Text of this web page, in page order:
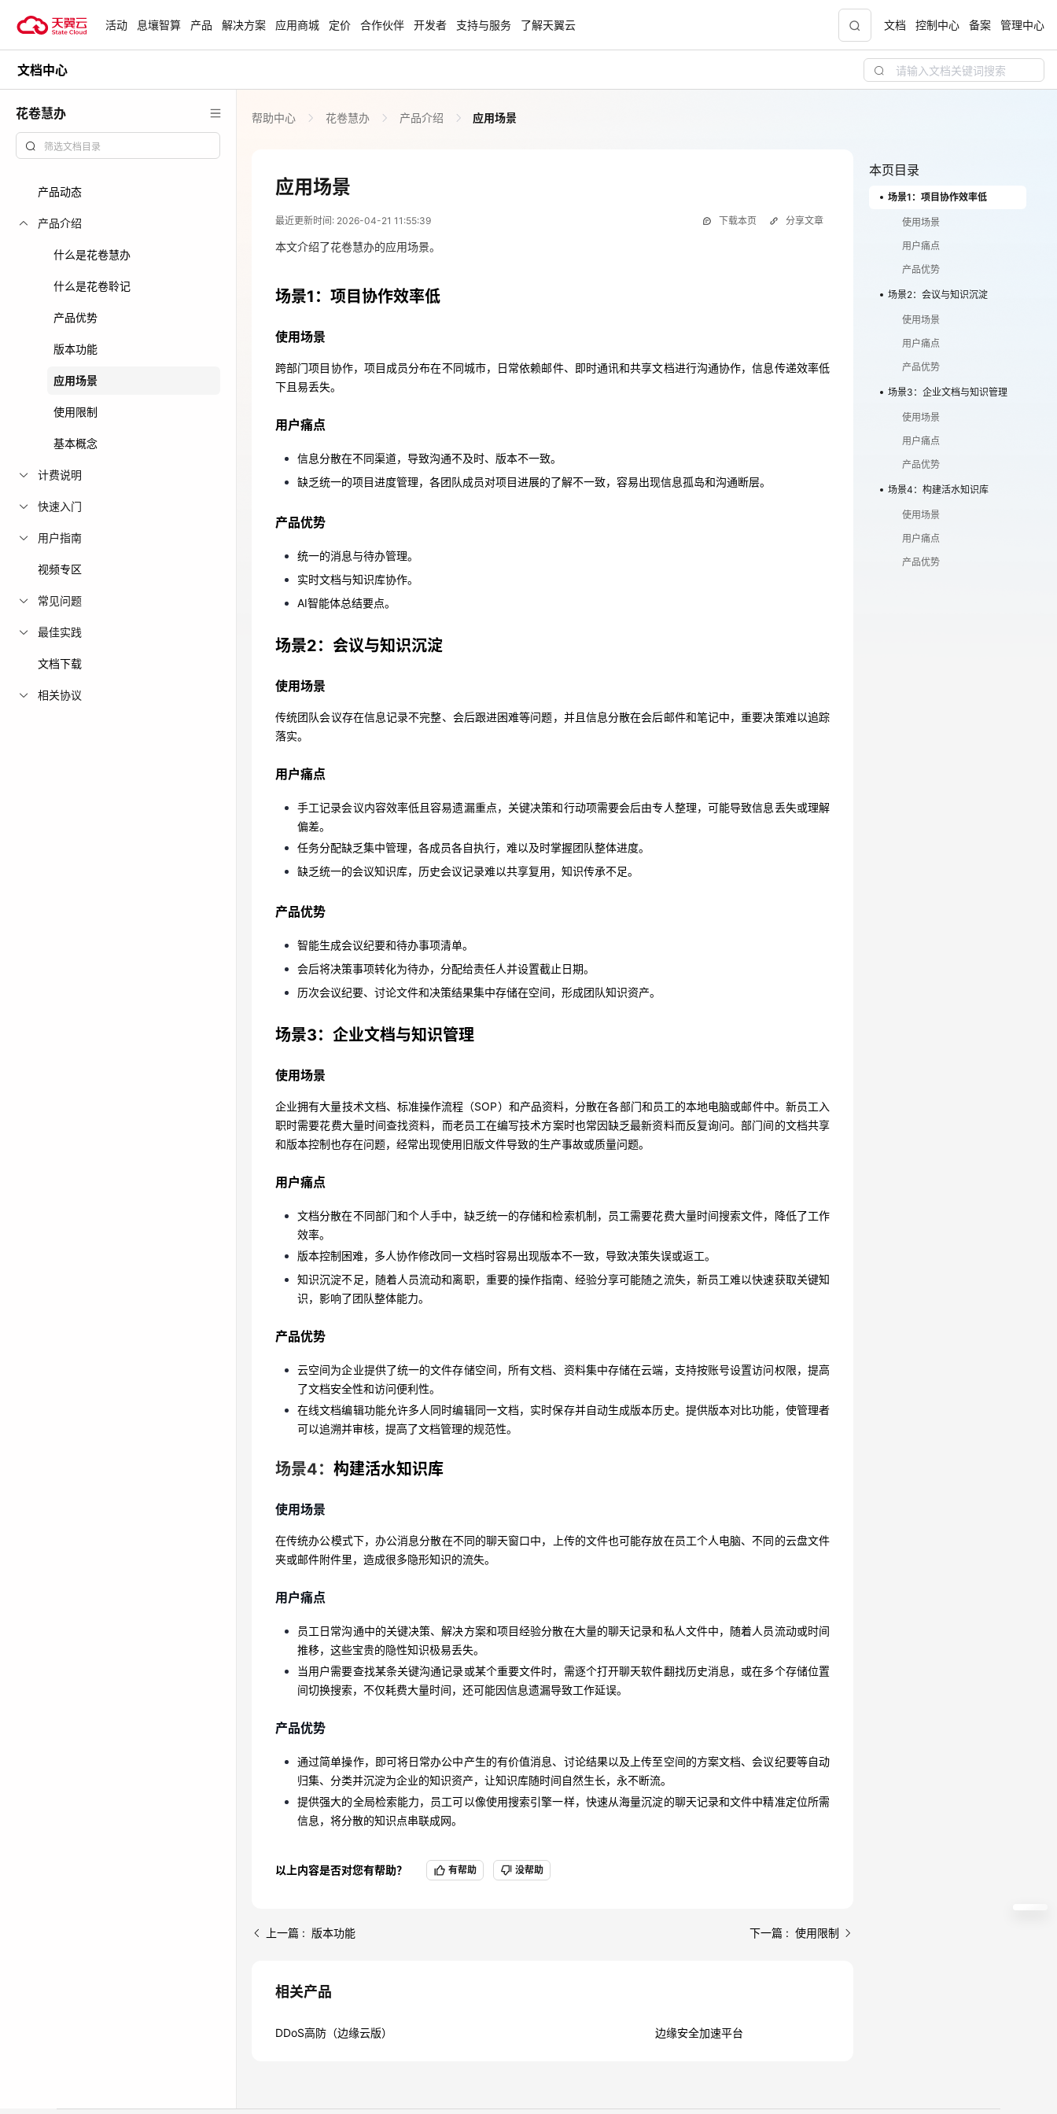
试用，产品折扣等，助您降本增
818 天翼云云智盛典 NEW 安全隔离版OpenClaw
青云志云端助力计划
一站式科研助手，海外资源安全访问平台，助
力青年翼展宏图，平步青云
“一云多芯、一云多态”,国产化软件全面适配，
国家云助力中小企业腾飞，高额上云补贴重磅
加入成为云推官，推荐新用户注册下单得现金
免费活动
活动 息壤智算 产品 解决方案 应用商城 定价 合作伙伴 开发者 支持与服务 了解天翼云 文档 控制中心 备案 管理中心
文档中心
花卷慧办
产品动态
产品介绍
什么是花卷慧办
什么是花卷聆记
产品优势
版本功能
应用场景
使用限制
基本概念
计费说明
快速入门
用户指南
视频专区
常见问题
最佳实践
文档下载
相关协议
帮助中心 花卷慧办 产品介绍 应用场景
应用场景
最近更新时间: 2026-04-21 11:55:39 下载本页
2026-04-21 03:55:39
场景1：项目协作效率低
下且易丢失。
用户痛点
缺乏统一的项目进度管理，各团队成员对项目进展的了解不一致，容易出现信息孤岛和沟通断层。
产品优势
实时文档与知识库协作。
场景2：会议与知识沉淀
落实。
用户痛点
偏差。
缺乏统一的会议知识库，历史会议记录难以共享复用，知识传承不足。
产品优势
会后将决策事项转化为待办，分配给责任人并设置截止日期。
场景3：企业文档与知识管理
职时需要花费大量时间查找资料，而老员工在编写技术方案时也常因缺乏最新资料而反复询问。部门间的文档共享
用户痛点
效率。
知识沉淀不足，随着人员流动和离职，重要的操作指南、经验分享可能随之流失，新员工难以快速获取关键知
识，影响了团队整体能力。
产品优势
了文档安全性和访问便利性。
可以追溯并审核，提高了文档管理的规范性。
场景4：构建活水知识库
夹或邮件附件里，造成很多隐形知识的流失。
用户痛点
推移，这些宝贵的隐性知识极易丢失。
间切换搜索，不仅耗费大量时间，还可能因信息遗漏导致工作延误。
产品优势
归集、分类并沉淀为企业的知识资产，让知识库随时间自然生长，永不断流。
信息，将分散的知识点串联成网。
分享文章
本文介绍了花卷慧办的应用场景。
场景1：项目协作效率低
使用场景
跨部门项目协作，项目成员分布在不同城市，日常依赖邮件、即时通讯和共享文档进行沟通协作，信息传递效率低
下且易丢失。
用户痛点
信息分散在不同渠道，导致沟通不及时、版本不一致。
缺乏统一的项目进度管理，各团队成员对项目进展的了解不一致，容易出现信息孤岛和沟通断层。
产品优势
统一的消息与待办管理。
实时文档与知识库协作。
AI智能体总结要点。
场景2：会议与知识沉淀
使用场景
传统团队会议存在信息记录不完整、会后跟进困难等问题，并且信息分散在会后邮件和笔记中，重要决策难以追踪
落实。
用户痛点
手工记录会议内容效率低且容易遗漏重点，关键决策和行动项需要会后由专人整理，可能导致信息丢失或理解
偏差。
任务分配缺乏集中管理，各成员各自执行，难以及时掌握团队整体进度。
缺乏统一的会议知识库，历史会议记录难以共享复用，知识传承不足。
产品优势
智能生成会议纪要和待办事项清单。
会后将决策事项转化为待办，分配给责任人并设置截止日期。
历次会议纪要、讨论文件和决策结果集中存储在空间，形成团队知识资产。
场景3：企业文档与知识管理
使用场景
企业拥有大量技术文档、标准操作流程（SOP）和产品资料，分散在各部门和员工的本地电脑或邮件中。新员工入
职时需要花费大量时间查找资料，而老员工在编写技术方案时也常因缺乏最新资料而反复询问。部门间的文档共享
和版本控制也存在问题，经常出现使用旧版文件导致的生产事故或质量问题。
用户痛点
文档分散在不同部门和个人手中，缺乏统一的存储和检索机制，员工需要花费大量时间搜索文件，降低了工作
效率。
版本控制困难，多人协作修改同一文档时容易出现版本不一致，导致决策失误或返工。
知识沉淀不足，随着人员流动和离职，重要的操作指南、经验分享可能随之流失，新员工难以快速获取关键知
识，影响了团队整体能力。
产品优势
云空间为企业提供了统一的文件存储空间，所有文档、资料集中存储在云端，支持按账号设置访问权限，提高
了文档安全性和访问便利性。
在线文档编辑功能允许多人同时编辑同一文档，实时保存并自动生成版本历史。提供版本对比功能，使管理者
可以追溯并审核，提高了文档管理的规范性。
场景4： 构建活水知识库
使用场景
在传统办公模式下，办公消息分散在不同的聊天窗口中，上传的文件也可能存放在员工个人电脑、不同的云盘文件
夹或邮件附件里，造成很多隐形知识的流失。
用户痛点
员工日常沟通中的关键决策、解决方案和项目经验分散在大量的聊天记录和私人文件中，随着人员流动或时间
推移，这些宝贵的隐性知识极易丢失。
当用户需要查找某条关键沟通记录或某个重要文件时，需逐个打开聊天软件翻找历史消息，或在多个存储位置
间切换搜索，不仅耗费大量时间，还可能因信息遗漏导致工作延误。
产品优势
通过简单操作，即可将日常办公中产生的有价值消息、讨论结果以及上传至空间的方案文档、会议纪要等自动
归集、分类并沉淀为企业的知识资产，让知识库随时间自然生长，永不断流。
提供强大的全局检索能力，员工可以像使用搜索引擎一样，快速从海量沉淀的聊天记录和文件中精准定位所需
信息，将分散的知识点串联成网。
以上内容是否对您有帮助？ 有帮助 没帮助
上一篇 : 版本功能 下一篇 : 使用限制
相关产品
DDoS高防（边缘云版） 边缘安全加速平台
本页目录
场景1：项目协作效率低
使用场景
用户痛点
产品优势
场景2：会议与知识沉淀
使用场景
用户痛点
产品优势
场景3：企业文档与知识管理
使用场景
用户痛点
产品优势
场景4：构建活水知识库
使用场景
用户痛点
产品优势